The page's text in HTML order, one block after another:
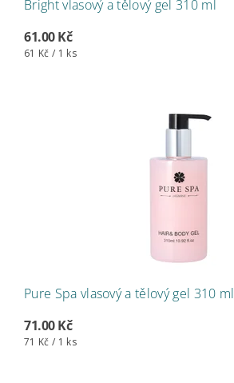
Bright vlasový a tělový gel 310 ml
61.00 Kč
61 Kč / 1 ks
Pure Spa vlasový a tělový gel 310 ml
71.00 Kč
71 Kč / 1 ks